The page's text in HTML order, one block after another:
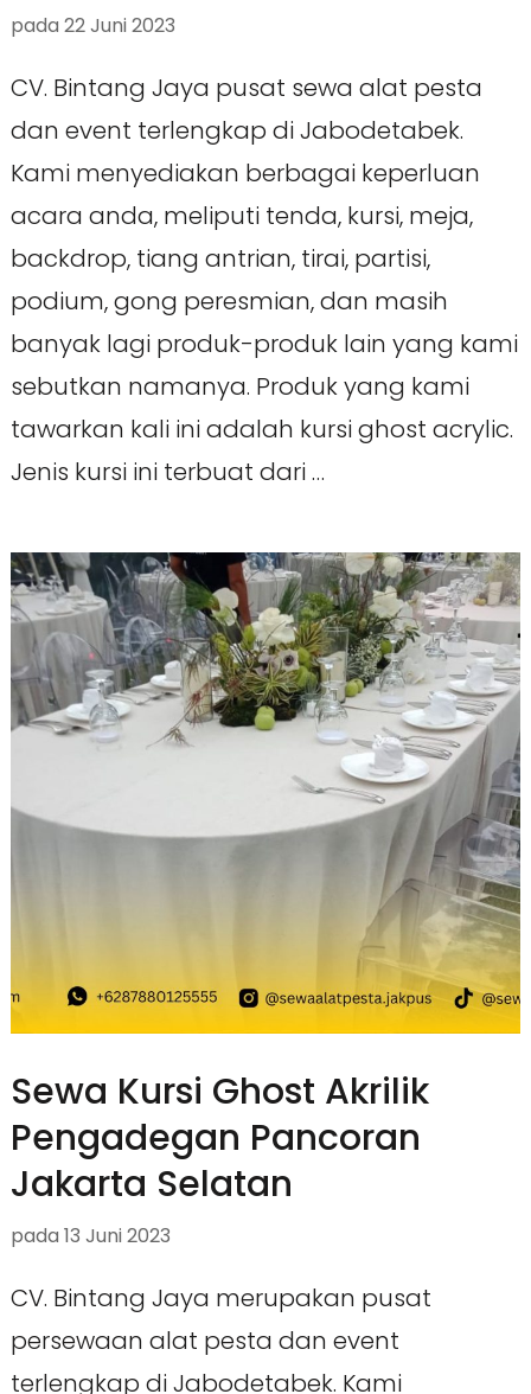
pada 22 Juni 2023
CV. Bintang Jaya pusat sewa alat pesta
dan event terlengkap di Jabodetabek.
Kami menyediakan berbagai keperluan
acara anda, meliputi tenda, kursi, meja,
backdrop, tiang antrian, tirai, partisi,
podium, gong peresmian, dan masih
banyak lagi produk-produk lain yang kami
sebutkan namanya. Produk yang kami
tawarkan kali ini adalah kursi ghost acrylic.
Jenis kursi ini terbuat dari …
Sewa Kursi Ghost Akrilik
Pengadegan Pancoran
Jakarta Selatan
pada 13 Juni 2023
CV. Bintang Jaya merupakan pusat
persewaan alat pesta dan event
terlengkap di Jabodetabek. Kami